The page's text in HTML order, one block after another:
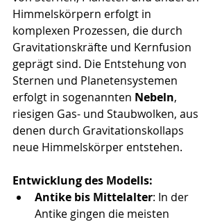
Himmelskörpern erfolgt in
komplexen Prozessen, die durch
Gravitationskräfte und Kernfusion
geprägt sind. Die Entstehung von
Sternen und Planetensystemen
erfolgt in sogenannten Nebeln,
riesigen Gas- und Staubwolken, aus
denen durch Gravitationskollaps
neue Himmelskörper entstehen.
Entwicklung des Modells:
Antike bis Mittelalter: In der
Antike gingen die meisten